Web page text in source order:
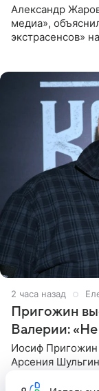
Александр
медиа»,
экстрасенсов»
2 часа назад
Пригожин
Валерии:
Иосиф Пригожин
Арсения